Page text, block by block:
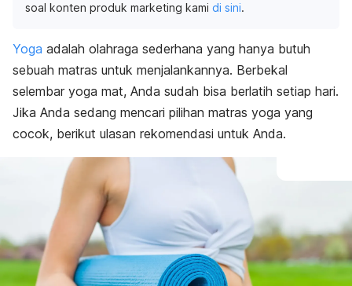
soal konten produk marketing kami di sini.
Yoga adalah olahraga sederhana yang hanya butuh
sebuah matras untuk menjalankannya. Berbekal
selembar yoga mat, Anda sudah bisa berlatih setiap hari.
Jika Anda sedang mencari pilihan matras yoga yang
cocok, berikut ulasan rekomendasi untuk Anda.